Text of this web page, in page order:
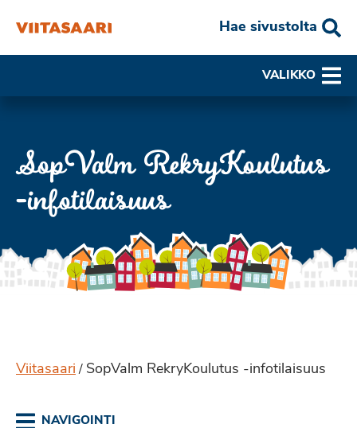
Hae sivustolta
VALIKKO
SopValm RekryKoulutus
-infotilaisuus
Viitasaari / SopValm RekryKoulutus -infotilaisuus
NAVIGOINTI